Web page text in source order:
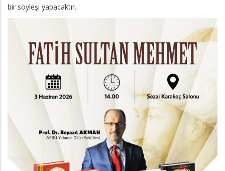
bir söyleşi yapacaktır.